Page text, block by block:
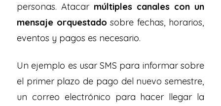
personas. Atacar múltiples canales con un
mensaje orquestado sobre fechas, horarios,
eventos y pagos es necesario.
Un ejemplo es usar SMS para informar sobre
el primer plazo de pago del nuevo semestre,
un correo electrónico para hacer llegar la